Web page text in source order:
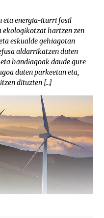
eta energia-iturri fosil
hartzen zen
eskualde gehiagotan
aldarrikatzen duten
handiagoak daude gure
duten parkeetan eta,
dituzten […]